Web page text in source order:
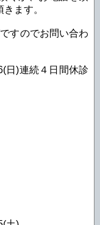
ます。
すのでお問い合わ
日)連続４日間休診